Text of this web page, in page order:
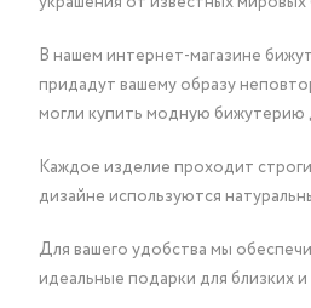
В нашем интернет-магазине
придадут вашему образу
могли купить модную
Каждое изделие проходит
дизайне используются
Для вашего удобства мы
идеальные подарки для близких